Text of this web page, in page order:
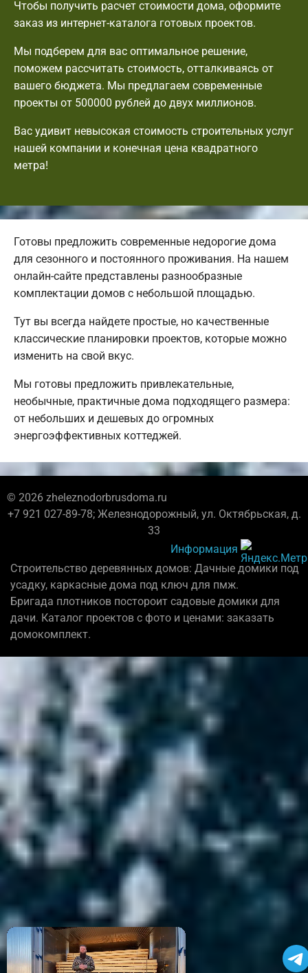
Чтобы получить расчет стоимости дома, оформите
заказ из интернет-каталога готовых проектов.
Мы подберем для вас оптимальное решение,
поможем рассчитать стоимость, отталкиваясь от
вашего бюджета. Мы предлагаем современные
проекты от 500000 рублей до двух миллионов.
Вас удивит невысокая стоимость строительных услуг
нашей компании и конечная цена квадратного
метра!
Готовы предложить современные недорогие дома
для сезонного и постоянного проживания. На нашем
онлайн-сайте представлены разнообразные
комплектации домов с небольшой площадью.
Тут вы всегда найдете простые, но качественные
классические планировки проектов, которые можно
изменить на свой вкус.
Мы готовы предложить привлекательные,
необычные, практичные дома подходящего размера:
от небольших и дешевых до огромных
энергоэффективных коттеджей.
© 2026 zheleznodorbrusdoma.ru
+7 921 027-89-78; Железнодорожный, ул. Октябрьская, д.
33
Информация
Строительство деревянных домов: Дачные домики под
усадку, каркасные дома под ключ для пмж.
Бригада плотников постороит садовые домики для
дачи. Каталог проектов с фото и ценами: заказать
домокомплект.